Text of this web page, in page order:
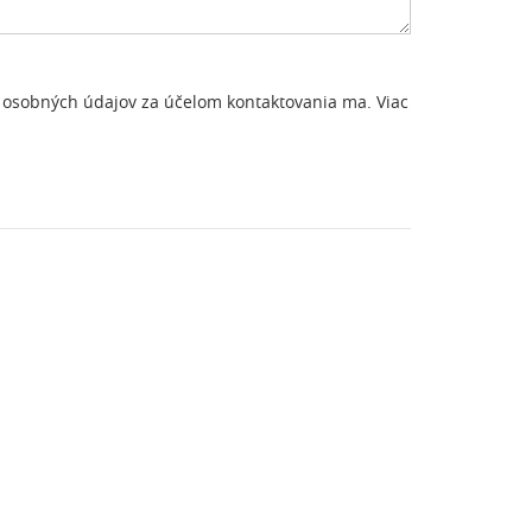
údajov za účelom kontaktovania ma. Viac